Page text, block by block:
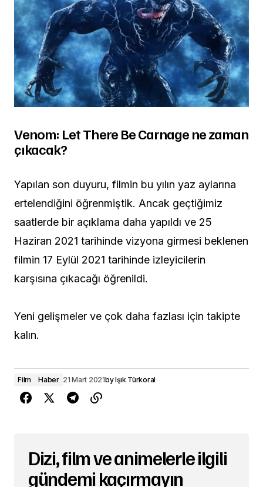
Venom: Let There Be Carnage ne zaman
çıkacak?
Yapılan son duyuru, filmin bu yılın yaz aylarına
ertelendiğini öğrenmiştik. Ancak geçtiğimiz
saatlerde bir açıklama daha yapıldı ve 25
Haziran 2021 tarihinde vizyona girmesi beklenen
filmin 17 Eylül 2021 tarihinde izleyicilerin
karşısına çıkacağı öğrenildi.
Yeni gelişmeler ve çok daha fazlası için takipte
kalın.
Film Haber 21 Mart 2021byIşık Türkoral
Dizi, film ve animelerle ilgili
gündemi kaçırmayın